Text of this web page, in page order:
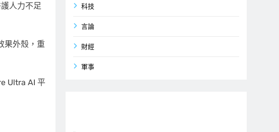
人力不足
果外殼，重
Ultra AI 平
科技
言論
財經
軍事